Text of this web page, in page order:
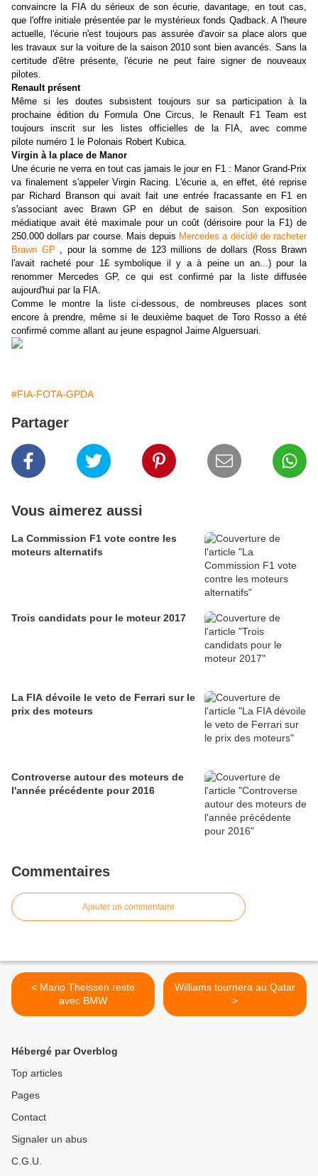
convaincre la FIA du sérieux de son écurie, davantage, en tout cas,
que l'offre initiale présentée par le mystérieux fonds Qadback. A l'heure
actuelle, l'écurie n'est toujours pas assurée d'avoir sa place alors que
les travaux sur la voiture de la saison 2010 sont bien avancés. Sans la
certitude d'être présente, l'écurie ne peut faire signer de nouveaux
pilotes.
Renault présent
Même si les doutes subsistent toujours sur sa participation à la
prochaine édition du Formula One Circus, le Renault F1 Team est
toujours inscrit sur les listes officielles de la FIA, avec comme
pilote numéro 1 le Polonais Robert Kubica.
Virgin à la place de Manor
Une écurie ne verra en tout cas jamais le jour en F1 : Manor Grand-Prix
va finalement s'appeler Virgin Racing. L'écurie a, en effet, été reprise
par Richard Branson qui avait fait une entrée fracassante en F1 en
s'associant avec Brawn GP en début de saison. Son exposition
médiatique avait été maximale pour un coût (dérisoire pour la F1) de
250.000 dollars par course. Mais depuis Mercedes a décidé de racheter
Brawn GP , pour la somme de 123 millions de dollars (Ross Brawn
l'avait racheté pour 1£ symbolique il y a à peine un an...) pour la
renommer Mercedes GP, ce qui est confirmé par la liste diffusée
aujourd'hui par la FIA.
Comme le montre la liste ci-dessous, de nombreuses places sont
encore à prendre, même si le deuxième baquet de Toro Rosso a été
confirmé comme allant au jeune espagnol Jaime Alguersuari.
#FIA-FOTA-GPDA
Partager
Vous aimerez aussi
La Commission F1 vote contre les
moteurs alternatifs
Trois candidats pour le moteur 2017
La FIA dévoile le veto de Ferrari sur le
prix des moteurs
Controverse autour des moteurs de
l'année précédente pour 2016
Commentaires
Ajouter un commentaire
< Mario Theissen reste
avec BMW
Williams tournera au Qatar
>
Hébergé par Overblog
Top articles
Pages
Contact
Signaler un abus
C.G.U.